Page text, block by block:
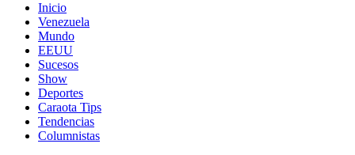
Inicio
Venezuela
Mundo
EEUU
Sucesos
Show
Deportes
Caraota Tips
Tendencias
Columnistas